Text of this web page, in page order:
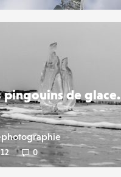
pingouins de glace.
12 0